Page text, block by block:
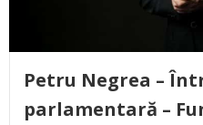
Petru Negrea –
parlamentară –